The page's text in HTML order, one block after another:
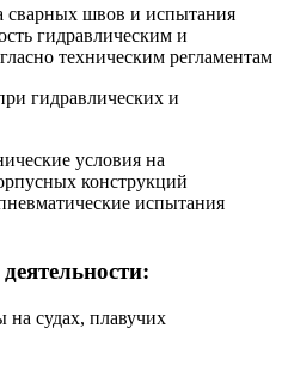
сварных швов и испытания
гидравлическим и
техническим регламентам
гидравлических и
условия на
конструкций
испытания
судах, плавучих